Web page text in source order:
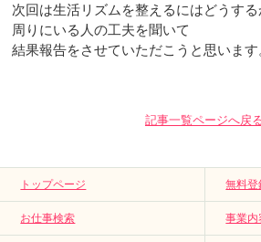
次回は生活リズムを整えるにはどうする
周りにいる人の工夫を聞いて
結果報告をさせていただこうと思います
記事一覧ページへ戻
トップページ 無料登
お仕事検索 事業内